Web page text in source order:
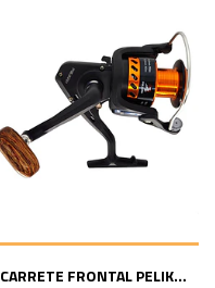
CARRETE FRONTAL PELIK...